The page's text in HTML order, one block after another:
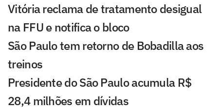
Vitória reclama de tratamento desigual
na FFU e notifica o bloco
São Paulo tem retorno de Bobadilla aos
treinos
Presidente do São Paulo acumula R$
28,4 milhões em dívidas